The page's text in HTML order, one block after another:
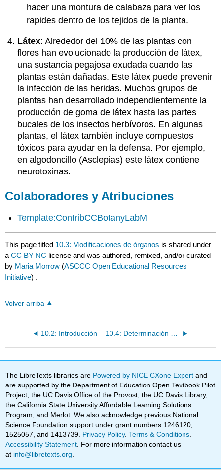
hacer una montura de calabaza para ver los
rapides dentro de los tejidos de la planta.
Látex: Alrededor del 10% de las plantas con
flores han evolucionado la producción de látex,
una sustancia pegajosa exudada cuando las
plantas están dañadas. Este látex puede prevenir
la infección de las heridas. Muchos grupos de
plantas han desarrollado independientemente la
producción de goma de látex hasta las partes
bucales de los insectos herbívoros. En algunas
plantas, el látex también incluye compuestos
tóxicos para ayudar en la defensa. Por ejemplo,
en algodoncillo (Asclepias) este látex contiene
neurotoxinas.
Colaboradores y Atribuciones
Template:ContribCCBotanyLabM
This page titled 10.3: Modificaciones de órganos is shared under
aCC BY-NC license and was authored, remixed, and/or curated
by Maria Morrow (ASCCC Open Educational Resources
Initiative) .
Volver arriba
10.2: Introducción 10.4: Determinación de modificaciones y funciones de la planta
The LibreTexts libraries are Powered by NICE CXone Expertand
are supported by the Department of Education Open Textbook Pilot
Project, the UC Davis Office of the Provost, the UC Davis Library,
the California State University Affordable Learning Solutions
Program, and Merlot. We also acknowledge previous National
Science Foundation support under grant numbers 1246120,
1525057, and 1413739. Privacy Policy.Terms & Conditions
Accessibility Statement . For more information contact us
at info@libretexts.org